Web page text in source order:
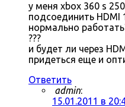
у меня xbox 360 s
подсоединить HDMI
нормально
???
и будет ли через
придеться еще и
Ответить
admin:
15.01.2011 в